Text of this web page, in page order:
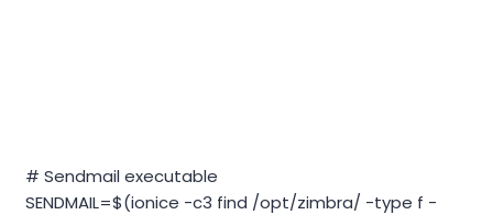
# Sendmail executable
SENDMAIL=$(ionice -c3 find /opt/zimbra/ -type f -